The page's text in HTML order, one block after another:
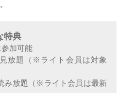
特典
加可能
放題（※ライト会員は対象
み放題（※ライト会員は最新